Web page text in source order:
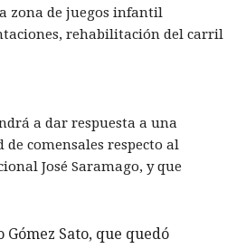
zona de juegos infantil
rehabilitación del carril
a dar respuesta a una
comensales respecto al
José Saramago, y que
Sato, que quedó